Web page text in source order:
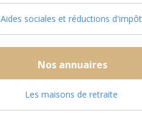
Aides sociales et réductions d'impôt
Nos annuaires
Les maisons de retraite